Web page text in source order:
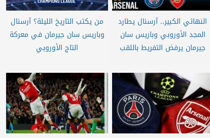
النهائي الكبير.. آرسنال يطارد
المجد الأوروبي وباريس سان
جيرمان يرفض التفريط باللقب
من يكتب التاريخ الليلة؟ آرسنال
وباريس سان جيرمان في معركة
التاج الأوروبي